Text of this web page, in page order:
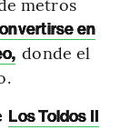
en
donde el
Los Toldos II